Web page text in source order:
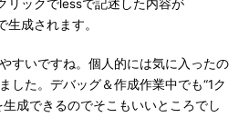
リックでlessで記述した内容が
生成されます。
すいですね。個人的には気に入ったの
した。デバッグ＆作成作業中でも“1ク
生成できるのでそこもいいところでし